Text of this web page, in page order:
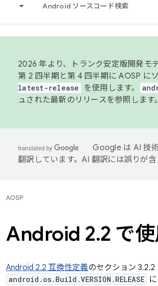
Android ソースコード検索
2026 年より、トランク安定版開発モ
第 2 四半期と第 4 四半期に AOSP に
latest-release
を使用します。
ュされた最新のリリースを参照します
Google は AI 技
翻訳しています。AI 翻訳には誤りが含
AOSP
Android 2.2 で
Android 2.2 互換性定義のセクション
android.os.Build.VERSION.RELEASE